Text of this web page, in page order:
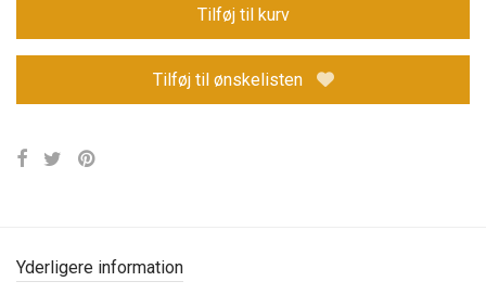
Tilføj til kurv
Tilføj til ønskelisten
Yderligere information